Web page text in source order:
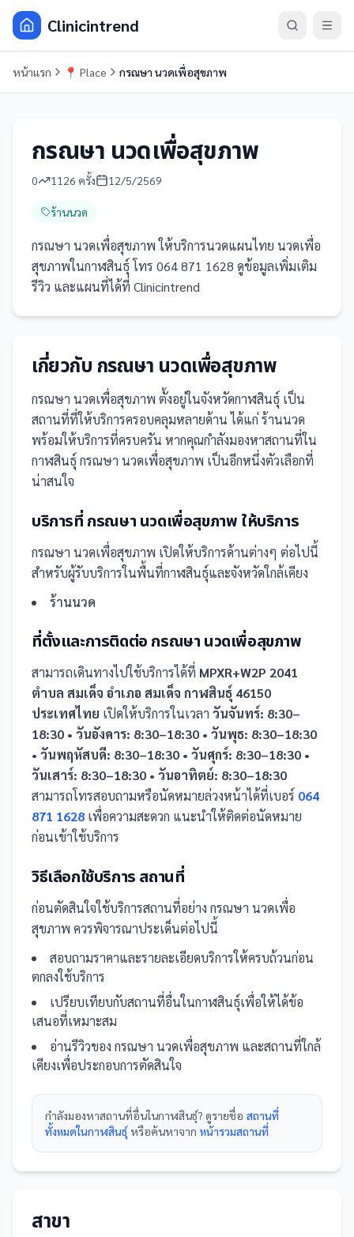
Clinicintrend
หน้าแรก 📍 Place กรณษา นวดเพื่อสุขภาพ
กรณษา นวดเพื่อสุขภาพ
0 1126 ครั้ง 12/5/2569
ร้านนวด
กรณษา นวดเพื่อสุขภาพ ให้บริการนวดแผนไทย นวดเพื่อ
สุขภาพในกาฬสินธุ์ โทร 064 871 1628 ดูข้อมูลเพิ่มเติม
รีวิว และแผนที่ได้ที่ Clinicintrend
เกี่ยวกับ กรณษา นวดเพื่อสุขภาพ
กรณษา นวดเพื่อสุขภาพ ตั้งอยู่ในจังหวัดกาฬสินธุ์ เป็น
สถานที่ที่ให้บริการครอบคลุมหลายด้าน ได้แก่ ร้านนวด
พร้อมให้บริการที่ครบครัน หากคุณกำลังมองหาสถานที่ใน
กาฬสินธุ์ กรณษา นวดเพื่อสุขภาพ เป็นอีกหนึ่งตัวเลือกที่
น่าสนใจ
บริการที่ กรณษา นวดเพื่อสุขภาพ ให้บริการ
กรณษา นวดเพื่อสุขภาพ เปิดให้บริการด้านต่างๆ ต่อไปนี้
สำหรับผู้รับบริการในพื้นที่กาฬสินธุ์และจังหวัดใกล้เคียง
ร้านนวด
ที่ตั้งและการติดต่อ กรณษา นวดเพื่อสุขภาพ
สามารถเดินทางไปใช้บริการได้ที่ MPXR+W2P 2041
ตำบล สมเด็จ อำเภอ สมเด็จ กาฬสินธุ์ 46150
ประเทศไทย เปิดให้บริการในเวลา วันจันทร์: 8:30–
18:30 • วันอังคาร: 8:30–18:30 • วันพุธ: 8:30–18:30
• วันพฤหัสบดี: 8:30–18:30 • วันศุกร์: 8:30–18:30 •
วันเสาร์: 8:30–18:30 • วันอาทิตย์: 8:30–18:30
สามารถโทรสอบถามหรือนัดหมายล่วงหน้าได้ที่เบอร์ 064
871 1628 เพื่อความสะดวก แนะนำให้ติดต่อนัดหมาย
ก่อนเข้าใช้บริการ
วิธีเลือกใช้บริการ สถานที่
ก่อนตัดสินใจใช้บริการสถานที่อย่าง กรณษา นวดเพื่อ
สุขภาพ ควรพิจารณาประเด็นต่อไปนี้
สอบถามราคาและรายละเอียดบริการให้ครบถ้วนก่อน
ตกลงใช้บริการ
เปรียบเทียบกับสถานที่อื่นในกาฬสินธุ์เพื่อให้ได้ข้อ
เสนอที่เหมาะสม
อ่านรีวิวของ กรณษา นวดเพื่อสุขภาพ และสถานที่ใกล้
เคียงเพื่อประกอบการตัดสินใจ
กำลังมองหาสถานที่อื่นในกาฬสินธุ์? ดูรายชื่อ สถานที่
ทั้งหมดในกาฬสินธุ์ หรือค้นหาจาก หน้ารวมสถานที่
สาขา